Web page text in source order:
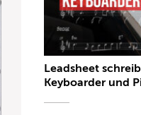
Leadsheet
Keyboarder und